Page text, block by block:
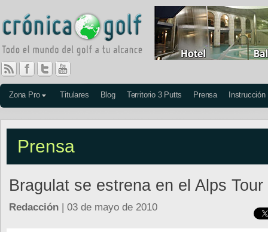
Zona Pro Titulares Blog Territorio 3 Putts Prensa Instrucción
Prensa
Bragulat se estrena en el Alps Tour
Redacción | 03 de mayo de 2010